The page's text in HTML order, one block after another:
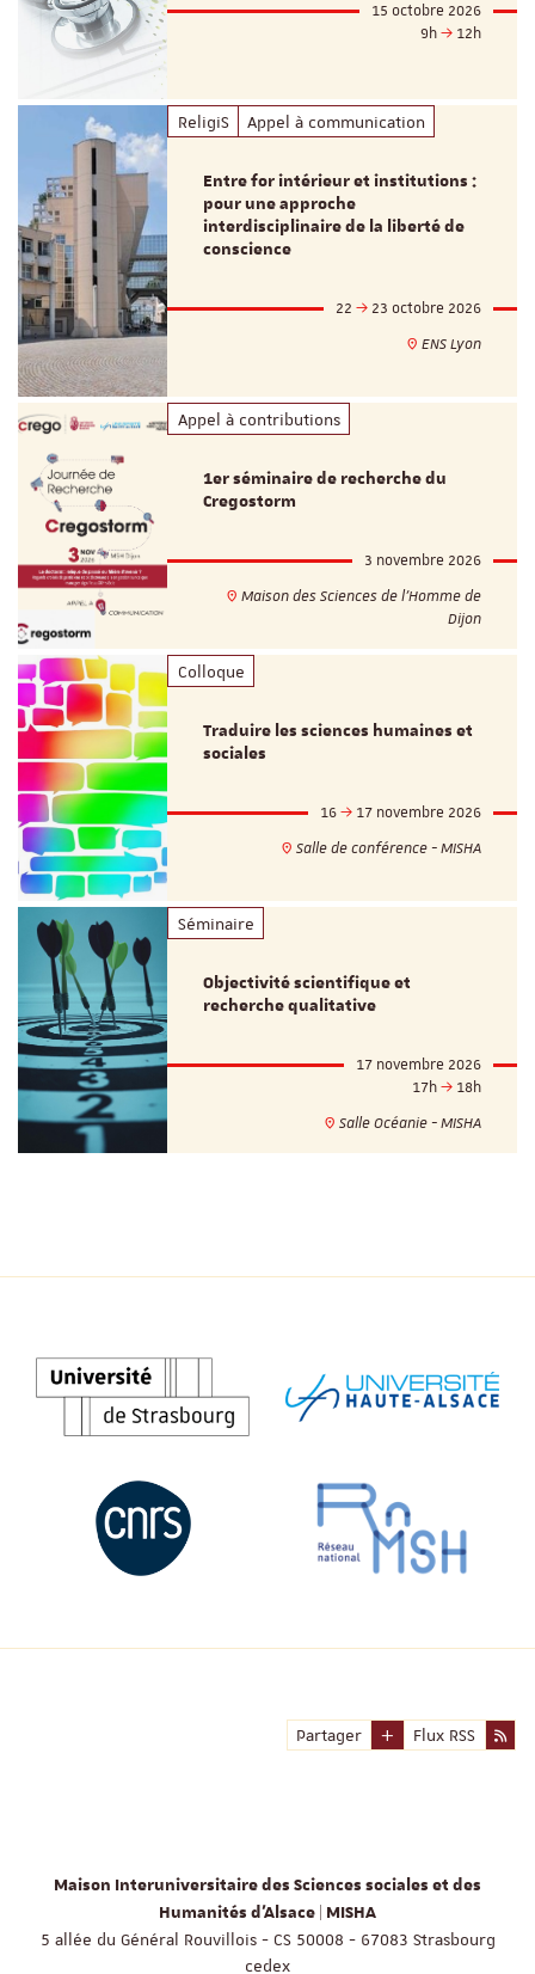
15 octobre 2026
9h
12h
ReligiS Appel à communication
Entre for intérieur et institutions :
pour une approche
interdisciplinaire de la liberté de
conscience
22
23 octobre 2026
ENS Lyon
Appel à contributions
1er séminaire de recherche du
Cregostorm
3 novembre 2026
Maison des Sciences de l'Homme de
Dijon
Colloque
Traduire les sciences humaines et
sociales
16
17 novembre 2026
Salle de conférence - MISHA
Séminaire
Objectivité scientifique et
recherche qualitative
17 novembre 2026
17h
18h
Salle Océanie - MISHA
Partager Flux RSS
Maison Interuniversitaire des Sciences sociales et des
Humanités d'Alsace | MISHA
5 allée du Général Rouvillois - CS 50008 - 67083 Strasbourg
cedex